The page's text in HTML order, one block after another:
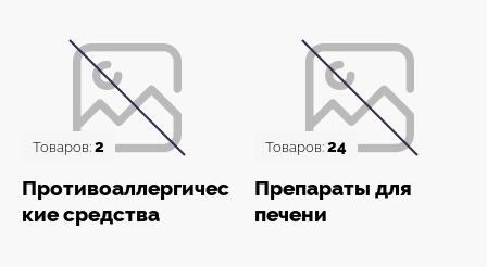
Товаров: 2
Противоаллергичес
кие средства
Товаров: 24
Препараты для
печени